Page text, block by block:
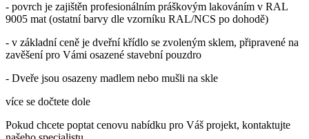
- povrch je zajištěn profesionálním práškovým lakováním v RAL
9005 mat (ostatní barvy dle vzorníku RAL/NCS po dohodě)
- v základní ceně je dveřní křídlo se zvoleným sklem, připravené na
zavěšení pro Vámi osazené stavební pouzdro
- Dveře jsou osazeny madlem nebo mušli na skle
více se dočtete dole
Pokud chcete poptat cenovu nabídku pro Váš projekt, kontaktujte